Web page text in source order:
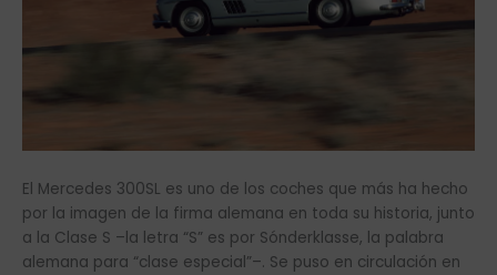
El Mercedes 300SL es uno de los coches que más ha hecho
por la imagen de la firma alemana en toda su historia, junto
a la Clase S –la letra “S” es por Sónderklasse, la palabra
alemana para “clase especial”–. Se puso en circulación en